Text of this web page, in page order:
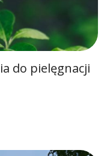
do pielęgnacji